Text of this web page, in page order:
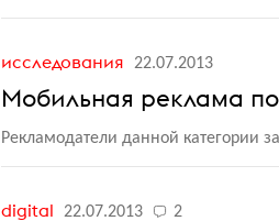
исследования 22.07.2013
Мобильная реклама
Рекламодатели данной
digital 22.07.2013 2